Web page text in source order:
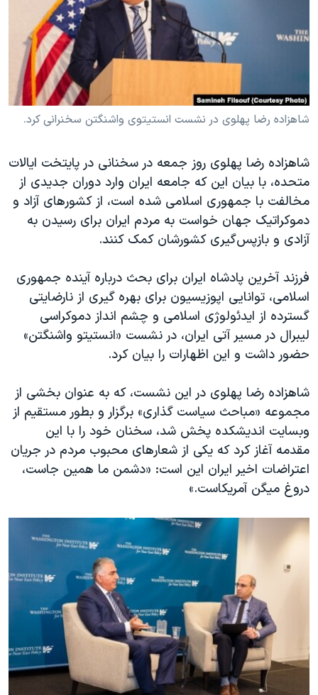
حقوق شهروندی
علم و فناوری
اسرائیل در جنگ
آرشیو پخش زنده
انتخابات ریاست جمهوری آمریکا ۲۰۲۴
حمله جمهوری اسلامی به اسرائیل
ورزش زنان در ایران
مجموعه مستندهای دادخواهی
تریبونال مردمی آبان ۹۸
دادگاه حمید نوری
چهل سال گروگان‌گیری
اعتراضات مردمی آبان ۹۸
اسرائیل در جنگ
نرگس محمدی برنده جایزه نوبل صلح
صفحه‌های ویژه
سفر پرزیدنت ترامپ به چین
زبانهای مختلف
شاهزاده رضا پهلوی در نشست انستیتوى واشنگتن سخنرانی کرد.
شاهزاده رضا پهلوی روز جمعه در سخنانی در پایتخت ایالات
متحده، با بیان این که جامعه ایران وارد دوران جدیدی از
مخالفت با جمهوری اسلامی شده است، از کشورهای آزاد و
دموکراتیک جهان خواست به مردم ایران برای رسیدن به
آزادی و بازپس‌گیری کشورشان کمک کنند.
فرزند آخرین پادشاه ایران برای بحث درباره آینده جمهوری
اسلامی، توانایی اپوزیسیون برای بهره گیری از نارضایتی
گسترده از ایدئولوژی اسلامی و چشم انداز دموکراسی
لیبرال در مسیر آتی ایران، در نشست «انستیتو واشنگتن»
حضور داشت و این اظهارات را بیان کرد.
شاهزاده رضا پهلوی در این نشست، که به عنوان بخشی از
مجموعه «مباحث سیاست گذاری» برگزار و بطور مستقیم از
وبسایت اندیشکده پخش شد، سخنان خود را با این
مقدمه آغاز کرد که یکی از شعارهای محبوب مردم در جریان
اعتراضات اخیر ایران این است: «دشمن ما همین جاست،
دروغ میگن آمریکاست.»